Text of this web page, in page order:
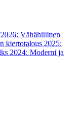
Vähähiilinen
kiertotalous 2025:
2024: Moderni ja